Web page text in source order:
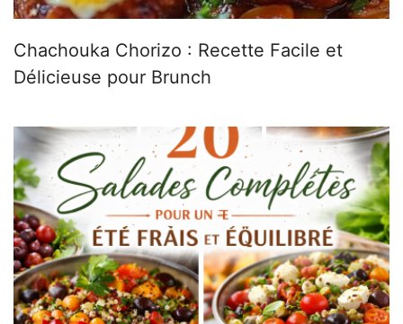
Chachouka Chorizo : Recette Facile et
Délicieuse pour Brunch